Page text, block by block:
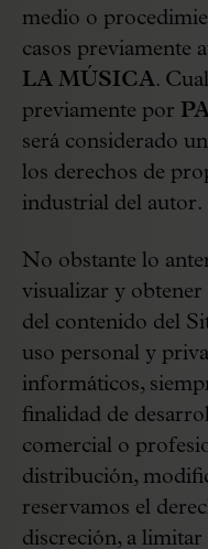
medio o
casos previamente
LA MÚSICA.
previamente por
será considerado
los derechos de
industrial del autor.
No obstante lo
visualizar y
del contenido del
uso personal y
informáticos,
finalidad de
comercial o
distribución,
reservamos el
discreción, a limitar